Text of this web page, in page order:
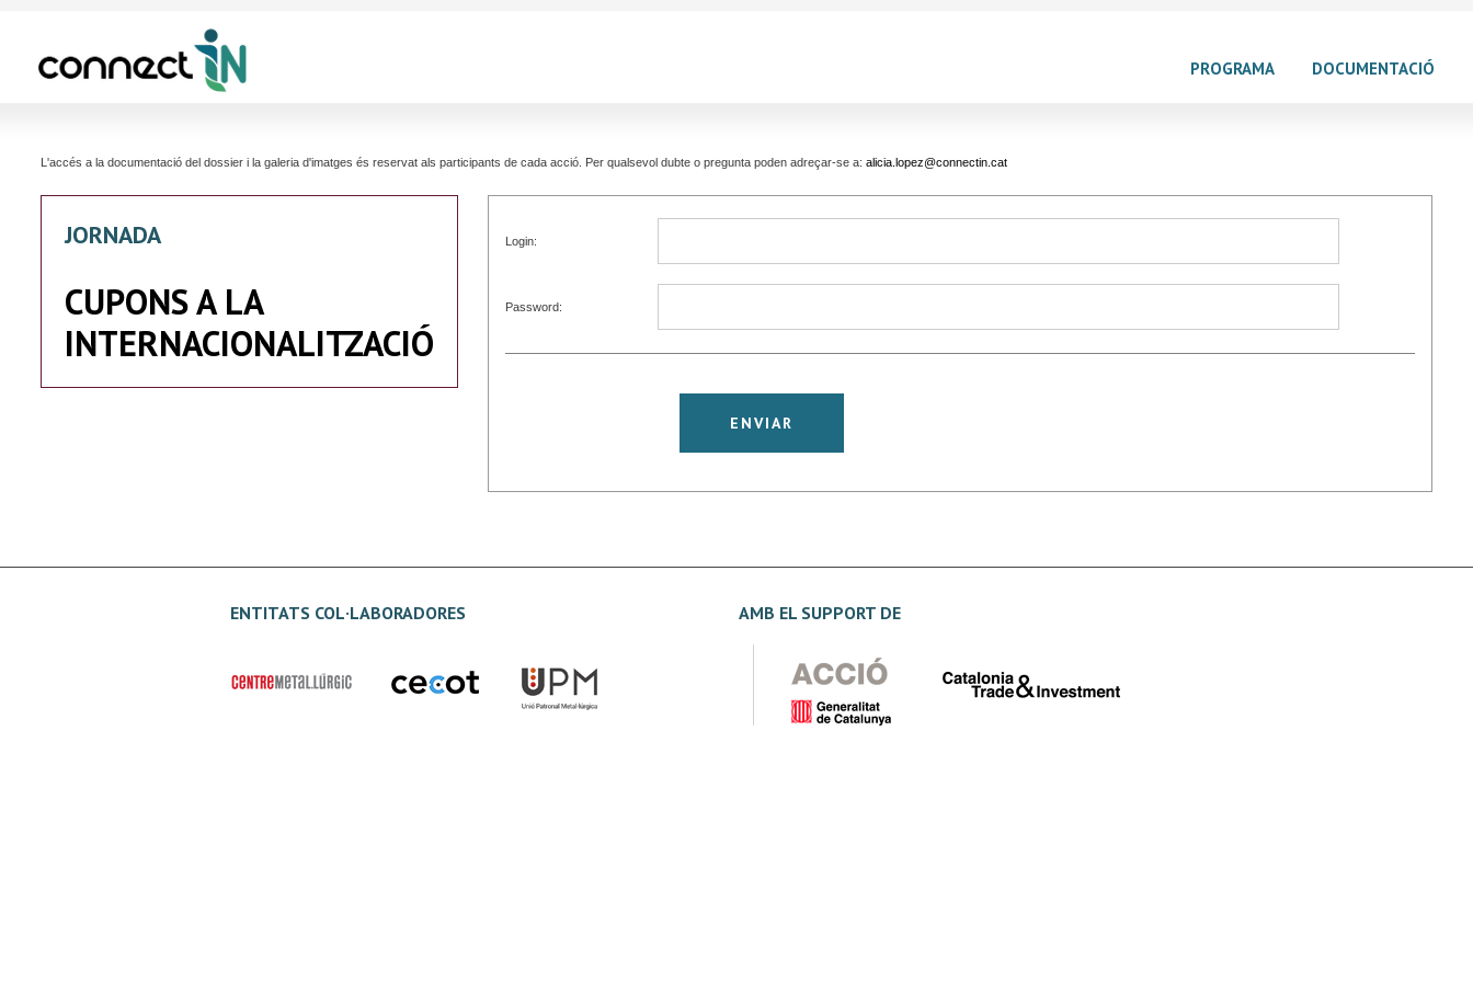
PROGRAMA DOCUMENTACIÓ
L'accés a la documentació del dossier i la galeria d'imatges és reservat als participants de cada acció. Per qualsevol dubte o pregunta poden adreçar-se a: alicia.lopez@connectin.cat
JORNADA
CUPONS A LA
INTERNACIONALITZACIÓ
Login:
Password:
ENTITATS COL·LABORADORES AMB EL SUPPORT DE